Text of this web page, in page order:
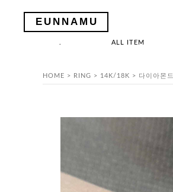
EUNNAMU
ALL ITEM
HOME > RING > 14K/18K > 다이아몬드